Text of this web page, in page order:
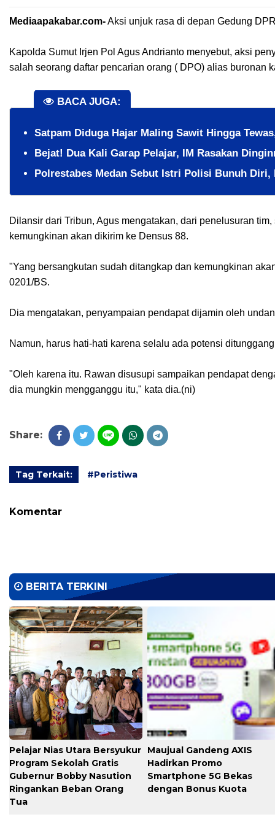
Mediaapakabar.com-Aksi unjuk rasa di depan Gedung
Kapolda Sumut Irjen Pol Agus Andrianto menyebut, aksi
salah seorang daftar pencarian orang ( DPO) alias buronan
BACA JUGA:
​Satpam Diduga Hajar Maling Sawit Hingga
​Bejat! Dua Kali Garap Pelajar, IM Rasakan
Polrestabes Medan Sebut Istri Polisi Bunuh Diri,
Dilansir dari Tribun, Agus mengatakan, dari penelusuran
kemungkinan akan dikirim ke Densus 88.
"Yang bersangkutan sudah ditangkap dan kemungkinan
0201/BS.
Dia mengatakan, penyampaian pendapat dijamin oleh
Namun, harus hati-hati karena selalu ada potensi
"Oleh karena itu. Rawan disusupi sampaikan pendapat
dia mungkin mengganggu itu," kata dia.(ni)
Share:
Tag Terkait: #Peristiwa
Komentar
BERITA TERKINI
Pelajar Nias Utara Bersyukur
Program Sekolah Gratis
Gubernur Bobby Nasution
Ringankan Beban Orang
Tua
Maujual Gandeng AXIS
Hadirkan Promo
Smartphone 5G Bekas
dengan Bonus Kuota